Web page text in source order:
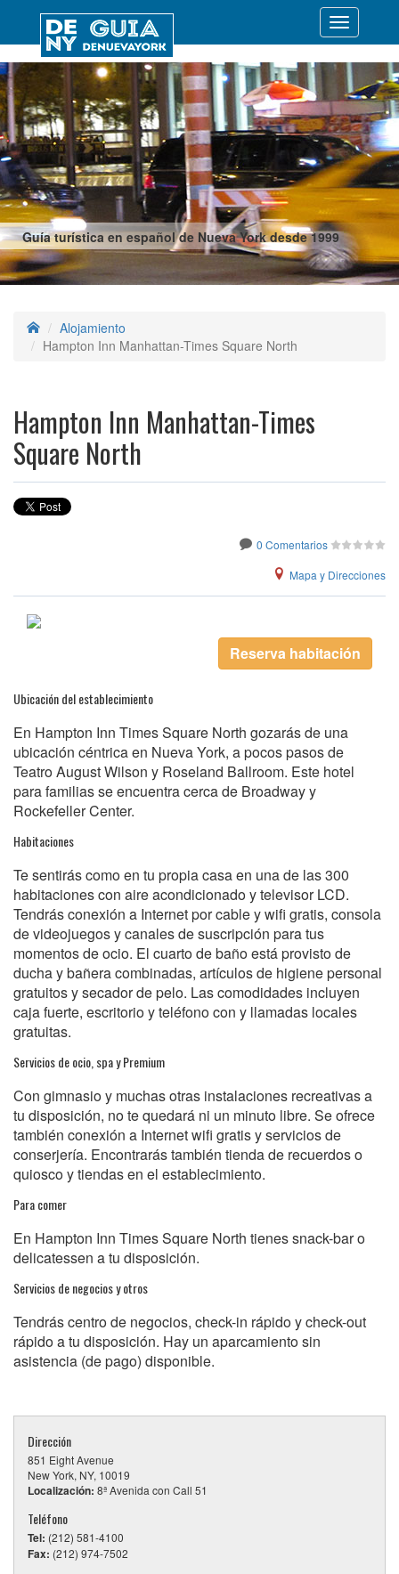
Guía turística en español de Nueva York desde 1999
Desplegar
Alojamiento
Hampton Inn Manhattan-Times Square North
Hampton Inn Manhattan-Times
Square North
0 Comentarios
Mapa y Direcciones
Reserva habitación
Ubicación del establecimiento
En Hampton Inn Times Square North gozarás de una
ubicación céntrica en Nueva York, a pocos pasos de
Teatro August Wilson y Roseland Ballroom. Este hotel
para familias se encuentra cerca de Broadway y
Rockefeller Center.
Habitaciones
Te sentirás como en tu propia casa en una de las 300
habitaciones con aire acondicionado y televisor LCD.
Tendrás conexión a Internet por cable y wifi gratis, consola
de videojuegos y canales de suscripción para tus
momentos de ocio. El cuarto de baño está provisto de
ducha y bañera combinadas, artículos de higiene personal
gratuitos y secador de pelo. Las comodidades incluyen
caja fuerte, escritorio y teléfono con y llamadas locales
gratuitas.
Servicios de ocio, spa y Premium
Con gimnasio y muchas otras instalaciones recreativas a
tu disposición, no te quedará ni un minuto libre. Se ofrece
también conexión a Internet wifi gratis y servicios de
conserjería. Encontrarás también tienda de recuerdos o
quiosco y tiendas en el establecimiento.
Para comer
En Hampton Inn Times Square North tienes snack-bar o
delicatessen a tu disposición.
Servicios de negocios y otros
Tendrás centro de negocios, check-in rápido y check-out
rápido a tu disposición. Hay un aparcamiento sin
asistencia (de pago) disponible.
Dirección
851 Eight Avenue
New York, NY, 10019
Localización: 8ª Avenida con Call 51
Teléfono
Tel: (212) 581-4100
Fax: (212) 974-7502